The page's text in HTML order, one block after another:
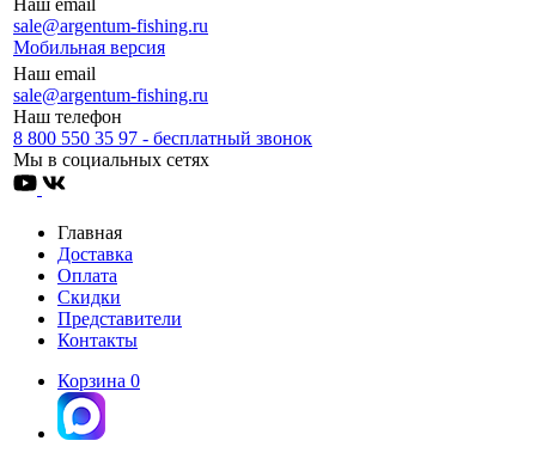
sale@argentum-fishing.ru
Мобильная версия
Наш email
sale@argentum-fishing.ru
Наш телефон
8 800 550 35 97 - бесплатный звонок
Мы в социальных сетях
Главная
Доставка
Оплата
Скидки
Представители
Контакты
Корзина 0